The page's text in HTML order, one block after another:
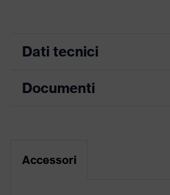
Dati tecnici
ricerca colore
Documenti
Accessori